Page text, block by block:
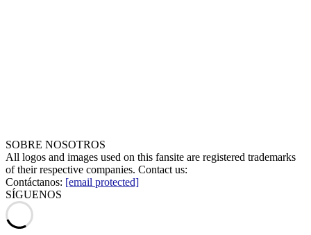
SOBRE NOSOTROS
All logos and images used on this fansite are registered trademarks
of their respective companies. Contact us:
Contáctanos: [email protected]
SÍGUENOS